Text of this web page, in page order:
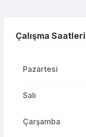
Çalışma Saatleri
Pazartesi
Salı
Çarşamba